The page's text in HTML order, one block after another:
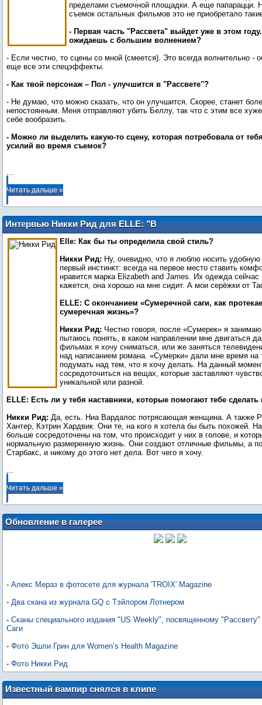
пределами съемочной площадки. А еще папарацци.
съемок остальных фильмов это не приобретало
- Первая часть "Рассвета" выйдет уже в этом
ожидаешь с большим волнением?
- Если честно, то сцены со мной (смеется). Это всегда волнительно -
еще все эти спецэффекты.
- Как твой персонаж – Пол - улучшится в "Рассвете"?
- Не думаю, что можно сказать, что он улучшится. Скорее, станет
непостоянным. Меня отправляют убить Беллу, так что с этим все
себе вообразить.
- Можно ли выделить какую-то сцену, которая потребовала от
усилий во время съемок?
...
Читать дальше »
Интервью Никки Рид для ELLE: "В
младшей школе у меня было 6 крыс"
Elle: Как бы ты определила свой стиль?
Никки Рид: Ну, очевидно, что я люблю носить
первый инстинкт: всегда на первое место ставить
нравится марка Elizabeth and James. Их одежда
кажется, она хорошо на мне сидит. А мои серёжки от
ELLE: С окончанием «Сумеречной саги, как
сумеречная жизнь»?
Никки Рид: Честно говоря, после «Сумерек» я
пытаюсь понять, в каком направлении мне двигаться
фильмах я хочу сниматься, или же заняться
над написанием романа. «Сумерки» дали мне время на
подумать над тем, что я хочу делать. На данный
сосредоточиться на вещах, которые заставляют
уникальной или разной.
ELLE: Есть ли у тебя наставники, которые помогают тебе
Никки Рид: Да, есть. Ниа Вардалос потрясающая женщина. А также
Хантер, Кэтрин Хардвик. Они те, на кого я хотела бы быть похожей.
больше сосредоточены на том, что происходит у них в голове, и
нормальную размеренную жизнь. Они создают отличные фильмы, а
...
Читать дальше »
Обновление в галерее
- Алекс Мераз в фотосете для журнала 'TROIX' Magazine
- Два скана из журнала GQ с Тэйлором Лотнером
- Сканы специального издания "US Weekly", посвященному
Саги
- Фото Эшли Грин для Women’s Health Magazine
- Фото Никки Рид
Известный вампир снялся в клипе
российского исполнителя!